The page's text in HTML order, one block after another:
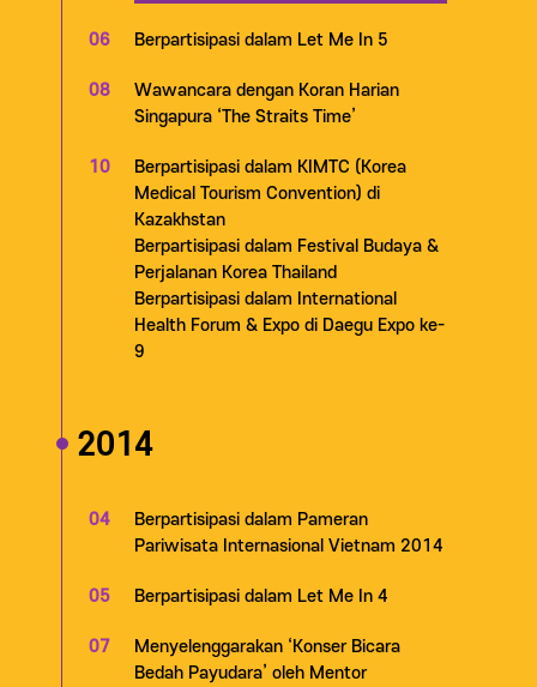
06 Berpartisipasi dalam Let Me In 5
08
Wawancara dengan Koran Harian
Singapura ‘The Straits Time’
10
Berpartisipasi dalam KIMTC (Korea
Medical Tourism Convention) di
Kazakhstan
Berpartisipasi dalam Festival Budaya &
Perjalanan Korea Thailand
Berpartisipasi dalam International
Health Forum & Expo di Daegu Expo ke-
9
2014
04
Berpartisipasi dalam Pameran
Pariwisata Internasional Vietnam 2014
05 Berpartisipasi dalam Let Me In 4
07
Menyelenggarakan ‘Konser Bicara
Bedah Payudara’ oleh Mentor